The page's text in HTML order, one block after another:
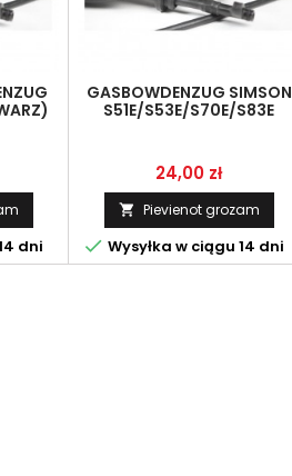
dni
GASBOWDENZUG SIMSON
S51E/S53E/S70E/S83E
Cena
24,00 zł
 Pievienot grozam
 Wysyłka w ciągu 14 dni